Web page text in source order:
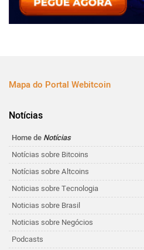
Mapa do Portal Webitcoin
Notícias
Home de Notícias
Notícias sobre Bitcoins
Notícias sobre Altcoins
Noticias sobre Tecnologia
Noticias sobre Brasil
Noticias sobre Negócios
Podcasts